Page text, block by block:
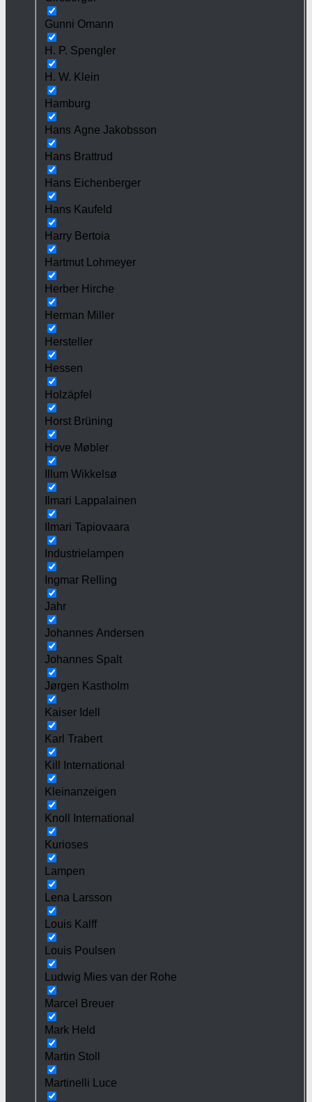
Gunni Omann
H. P. Spengler
H. W. Klein
Hamburg
Hans Agne Jakobsson
Hans Brattrud
Hans Eichenberger
Hans Kaufeld
Harry Bertoia
Hartmut Lohmeyer
Herber Hirche
Herman Miller
Hersteller
Hessen
Holzäpfel
Horst Brüning
Hove Møbler
Illum Wikkelsø
Ilmari Lappalainen
Ilmari Tapiovaara
Industrielampen
Ingmar Relling
Jahr
Johannes Andersen
Johannes Spalt
Jørgen Kastholm
Kaiser Idell
Karl Trabert
Kill International
Kleinanzeigen
Knoll International
Kurioses
Lampen
Lena Larsson
Louis Kalff
Louis Poulsen
Ludwig Mies van der Rohe
Marcel Breuer
Mark Held
Martin Stoll
Martinelli Luce